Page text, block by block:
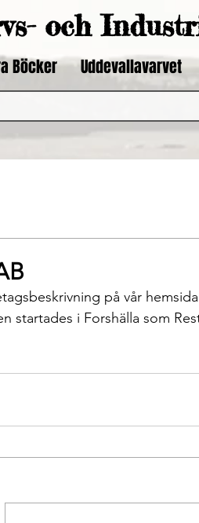
och
Böcker Uddevallavarvet
startades i Forshälla som